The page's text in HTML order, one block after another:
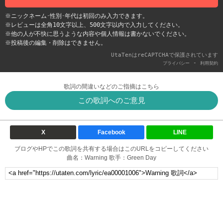
※ニックネーム･性別･年代は初回のみ入力できます。
※レビューは全角10文字以上、500文字以内で入力してください。
※他の人が不快に思うような内容や個人情報は書かないでください。
※投稿後の編集・削除はできません。
UtaTenはreCAPTCHAで保護されています
プライバシー - 利用契約
歌詞の間違いなどのご指摘はこちら
この歌詞へのご意見
X Facebook LINE
ブログやHPでこの歌詞を共有する場合はこのURLをコピーしてください
曲名：Warning 歌手：Green Day